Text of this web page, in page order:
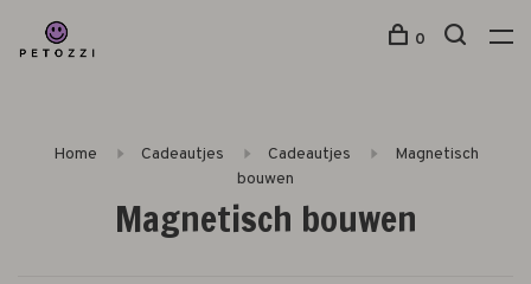
0
Home Cadeautjes Cadeautjes
Magnetisch
bouwen
Magnetisch bouwen